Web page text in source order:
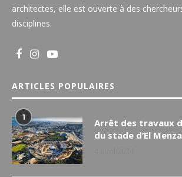
architectes, elle est ouverte à des
disciplines.
ARTICLES POPULAIRES
1
Arrêt des travaux
du stade d’El